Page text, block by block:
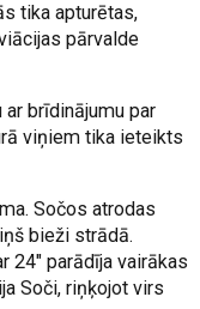
tika apturētas,
pārvalde
brīdinājumu par
viņiem tika ieteikts
Sočos atrodas
bieži strādā.
24" parādīja vairākas
Soči, riņķojot virs